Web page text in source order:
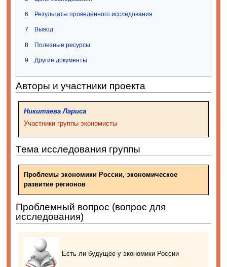
6 Результаты проведённого исследования
7 Вывод
8 Полезные ресурсы
9 Другие документы
Авторы и участники проекта
Никитаева Лариса
Участники группы экономисты
Тема исследования группы
Проблемы экономики России, экономическое
развитие регионов
Проблемный вопрос (вопрос для
исследования)
Есть ли будущее у экономики России